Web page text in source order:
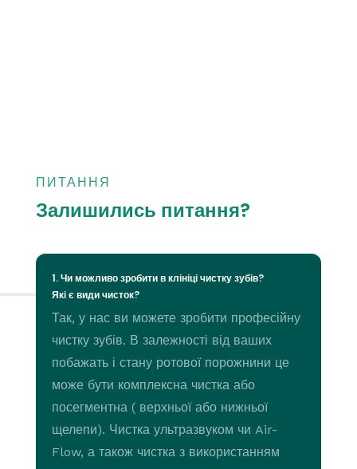
ПИТАННЯ
Залишились питання?
1. Чи можливо зробити в клініці чистку зубів?
Які є види чисток?
Так, у нас ви можете зробити професійну
чистку зубів. В залежності від ваших
побажать і стану ротової порожнини це
може бути комплексна чистка або
посегментна ( верхньої або нижньої
щелепи). Чистка ультразвуком чи Air-
Flow, а також чистка з використанням